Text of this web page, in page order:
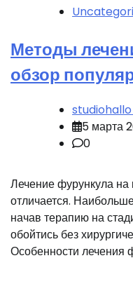
Методы
обзор
studiohallo_
5 марта
0
Лечение фурункула на
отличается.
начав терапию на
обойтись без
Особенности лечения